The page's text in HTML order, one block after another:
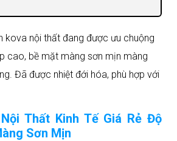
kova nội thất đang được ưu chuộng
cao, bề mặt màng sơn mịn màng
Đã được nhiệt đới hóa, phù hợp với
Thất Kinh Tế Giá Rẻ Độ
Sơn Mịn